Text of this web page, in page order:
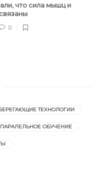
что сила мышц и
0
ТЕХНОЛОГИИ
ОБУЧЕНИЕ